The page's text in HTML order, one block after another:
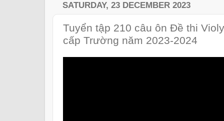
SATURDAY, 23 DECEMBER 2023
Tuyển tập 210 câu ôn Đề thi
cấp Trường năm 2023-2024